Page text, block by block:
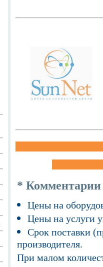
* Комментарии
Цены на
Цены на услуги
Срок поставки
производителя.
При малом